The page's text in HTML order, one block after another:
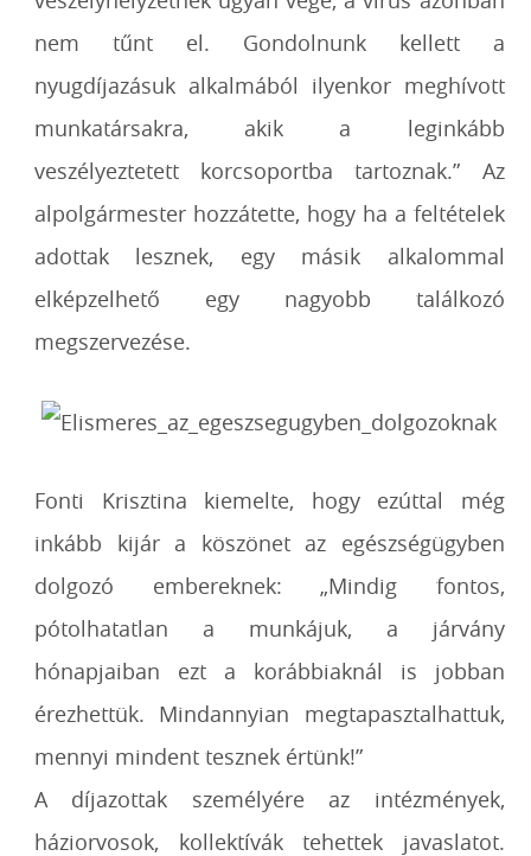
nem tűnt el. Gondolnunk kellett a
nyugdíjazásuk alkalmából ilyenkor meghívott
munkatársakra, akik a leginkább
veszélyeztetett korcsoportba tartoznak.” Az
alpolgármester hozzátette, hogy ha a feltételek
adottak lesznek, egy másik alkalommal
elképzelhető egy nagyobb találkozó
megszervezése.
Fonti Krisztina kiemelte, hogy ezúttal még
inkább kijár a köszönet az egészségügyben
dolgozó embereknek: „Mindig fontos,
pótolhatatlan a munkájuk, a járvány
hónapjaiban ezt a korábbiaknál is jobban
érezhettük. Mindannyian megtapasztalhattuk,
mennyi mindent tesznek értünk!”
A díjazottak személyére az intézmények,
háziorvosok, kollektívák tehettek javaslatot.